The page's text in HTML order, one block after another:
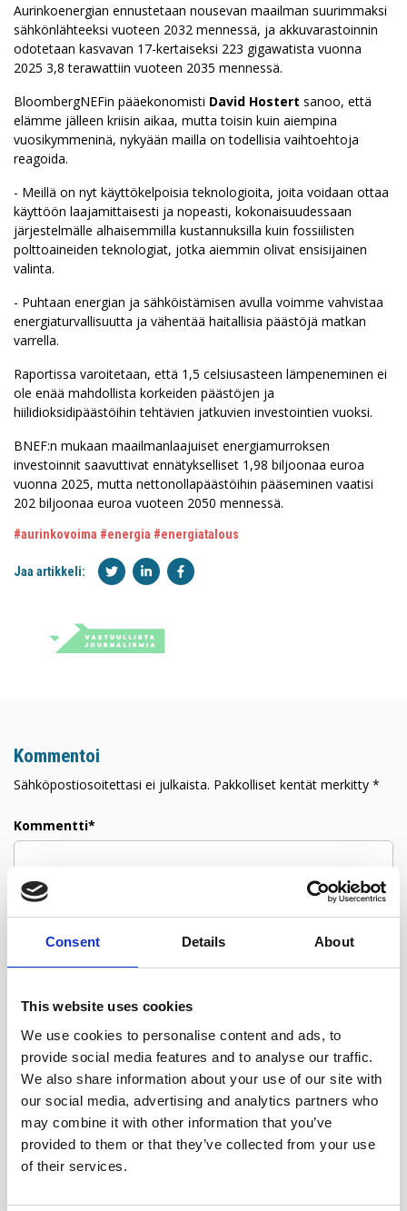
Consent Details About
This website uses cookies
We use cookies to personalise content and ads, to
provide social media features and to analyse our traffic.
We also share information about your use of our site with
our social media, advertising and analytics partners who
may combine it with other information that you’ve
provided to them or that they’ve collected from your use
of their services.
Aurinkoenergian ennustetaan nousevan maailman suurimmaksi
sähkönlähteeksi vuoteen 2032 mennessä, ja akkuvarastoinnin
odotetaan kasvavan 17-kertaiseksi 223 gigawatista vuonna
2025 3,8 terawattiin vuoteen 2035 mennessä.
BloombergNEFin pääekonomisti David Hostert sanoo, että
elämme jälleen kriisin aikaa, mutta toisin kuin aiempina
vuosikymmeninä, nykyään mailla on todellisia vaihtoehtoja
reagoida.
- Meillä on nyt käyttökelpoisia teknologioita, joita voidaan ottaa
käyttöön laajamittaisesti ja nopeasti, kokonaisuudessaan
järjestelmälle alhaisemmilla kustannuksilla kuin fossiilisten
polttoaineiden teknologiat, jotka aiemmin olivat ensisijainen
valinta.
- Puhtaan energian ja sähköistämisen avulla voimme vahvistaa
energiaturvallisuutta ja vähentää haitallisia päästöjä matkan
varrella.
Raportissa varoitetaan, että 1,5 celsiusasteen lämpeneminen ei
ole enää mahdollista korkeiden päästöjen ja
hiilidioksidipäästöihin tehtävien jatkuvien investointien vuoksi.
BNEF:n mukaan maailmanlaajuiset energiamurroksen
investoinnit saavuttivat ennätykselliset 1,98 biljoonaa euroa
vuonna 2025, mutta nettonollapäästöihin pääseminen vaatisi
202 biljoonaa euroa vuoteen 2050 mennessä.
#aurinkovoima #energia #energiatalous
Jaa artikkeli:
Kommentoi
Sähköpostiosoitettasi ei julkaista. Pakkolliset kentät merkitty *
Kommentti*
Nimi*
Sähköposti*
Lähetä kommentti